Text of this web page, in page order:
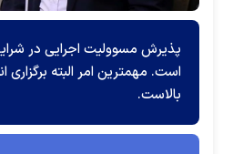
پذیرش مسوولیت اجرایی در
است. مهمترین امر البته برگزاری
بالاست.